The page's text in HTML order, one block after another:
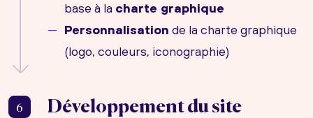
base à la charte graphique
Personnalisation de la charte graphique
(logo, couleurs, iconographie)
6 Développement du site